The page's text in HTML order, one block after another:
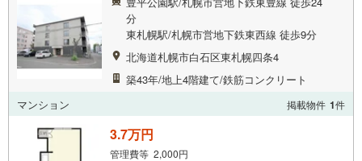
分
東札幌駅/札幌市営地下鉄東西線 徒歩9分
北海道札幌市白石区東札幌四条4
築43年/地上4階建て/鉄筋コンクリート
マンション
掲載物件 1件
3.7万円
管理費等 2,000円